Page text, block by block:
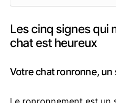
Les cinq signes qui
chat est heureux
Votre chat ronronne, un